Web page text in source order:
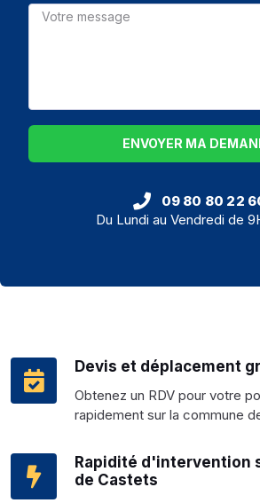
Devis et déplacement
Obtenez un RDV pour votre
rapidement sur la commune
Rapidité d'intervention
de Castets
ENVOYER MA
09 80 80 22
Du Lundi au Vendredi de